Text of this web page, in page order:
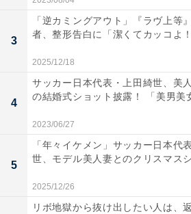
3
「逆カミングアウト」『ラヴ上等
者、整形告白に「潔くてカッコよ
2025/12/18
4
サッカー日本代表・上田綺世、美
の結婚式ショット披露！ 「美男美
2023/06/27
5
「年々イケメン」サッカー日本代
世、モデル美人妻とのクリスマス
2025/12/26
リボ地獄から抜け出したい人は、